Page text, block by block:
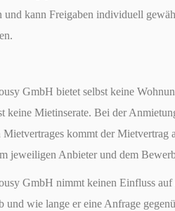
und kann Freigaben individuell
GmbH bietet selbst keine
keine Mietinserate. Bei der
Mietvertrages kommt der Mietvertrag
jeweiligen Anbieter und dem
GmbH nimmt keinen Einfluss auf
und wie lange er eine Anfrage